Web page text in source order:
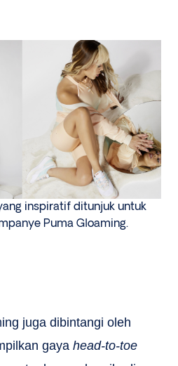
inspiratif ditunjuk untuk
Puma Gloaming.
juga dibintangi oleh
gaya head-to-toe